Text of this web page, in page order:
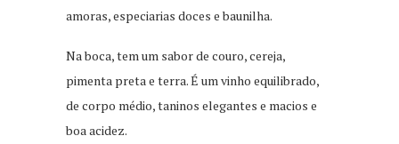
amoras, especiarias doces e baunilha.
Na boca, tem um sabor de couro, cereja,
pimenta preta e terra. É um vinho equilibrado,
de corpo médio, taninos elegantes e macios e
boa acidez.